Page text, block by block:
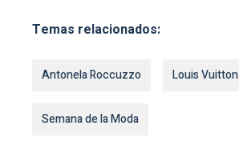
Temas relacionados:
Antonela Roccuzzo Louis Vuitton
Semana de la Moda